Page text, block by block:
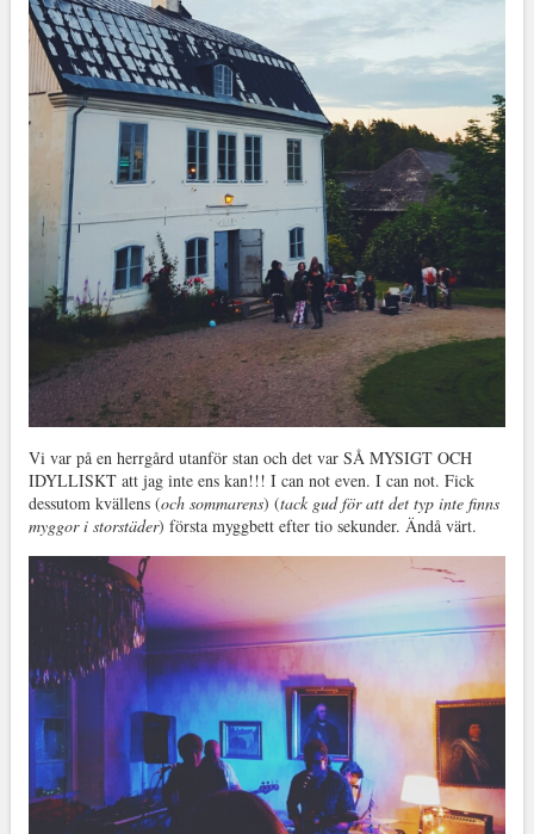
Vi var på en herrgård utanför stan och det var SÅ MYSIGT OCH
IDYLLISKT att jag inte ens kan!!! I can not even. I can not. Fick
dessutom kvällens (och sommarens) (tack gud för att det typ inte finns
myggor i storstäder) första myggbett efter tio sekunder. Ändå värt.